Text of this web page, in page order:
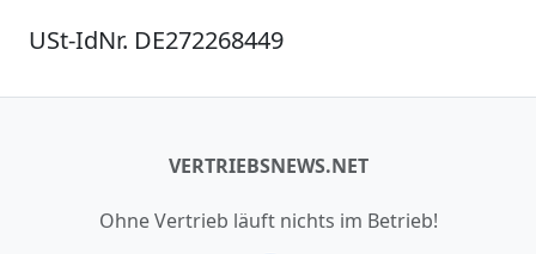
USt-IdNr. DE272268449
VERTRIEBSNEWS.NET
Ohne Vertrieb läuft nichts im Betrieb!